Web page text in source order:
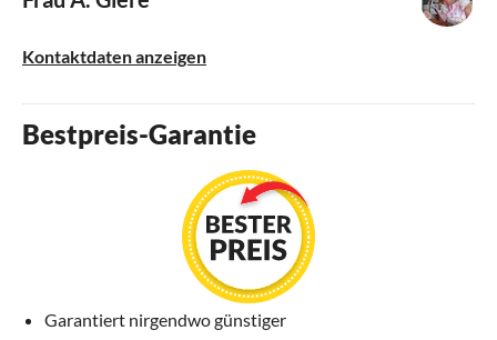
Kontaktdaten anzeigen
Bestpreis-Garantie
Garantiert nirgendwo günstiger